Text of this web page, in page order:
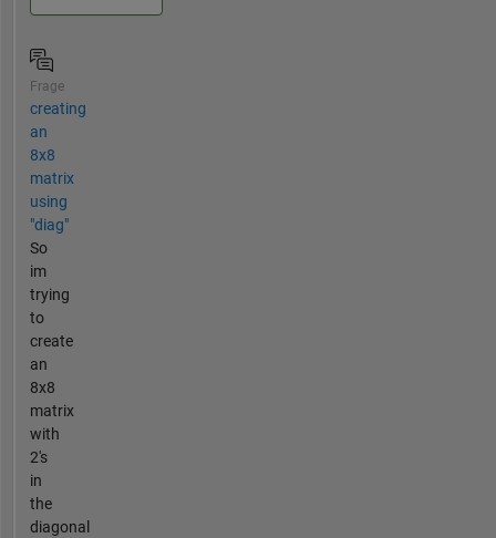
Frage
creating
an
8x8
matrix
using
"diag"
So
im
trying
to
create
an
8x8
matrix
with
2's
in
the
diagonal